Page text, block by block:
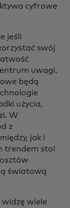
cyfrowe
jeśli
swój
uwagi.
będą
użycia,
W
z
jak i
trendem stoi
światową
widzę wiele